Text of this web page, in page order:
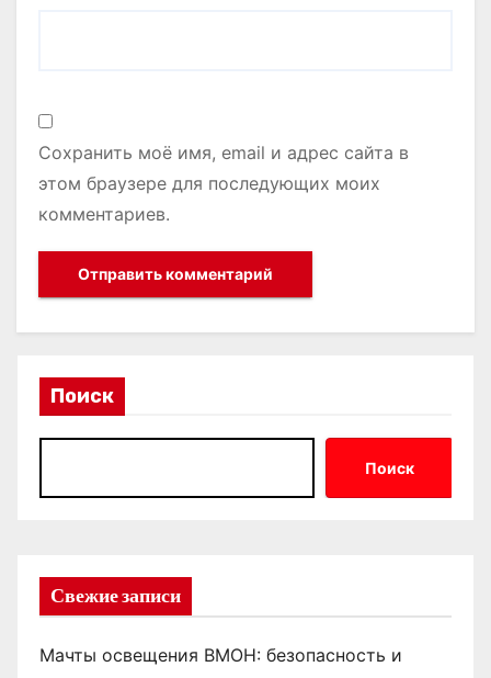
Сохранить моё имя, email и адрес сайта в
этом браузере для последующих моих
комментариев.
Поиск
Поиск
Свежие записи
Мачты освещения ВМОН: безопасность и